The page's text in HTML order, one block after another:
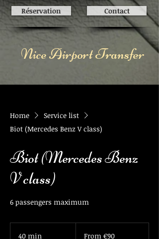
Réservation Contact
Nice Airport Transfer
Home
Service list
Biot (Mercedes Benz V class)
Biot (Mercedes Benz
V class)
6 passengers maximum
40 min
eurosFrom €90